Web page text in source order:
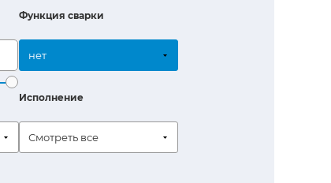
Функция сварки
нет
Исполнение
Смотреть все